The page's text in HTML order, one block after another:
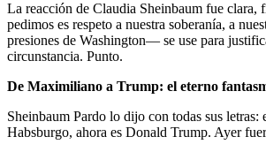
La reacción de Claudia Sheinbaum fue
pedimos es respeto a nuestra soberanía, a
presiones de Washington— se use para
circunstancia. Punto.
De Maximiliano a Trump: el eterno
Sheinbaum Pardo lo dijo con todas sus
Habsburgo, ahora es Donald Trump. Ayer